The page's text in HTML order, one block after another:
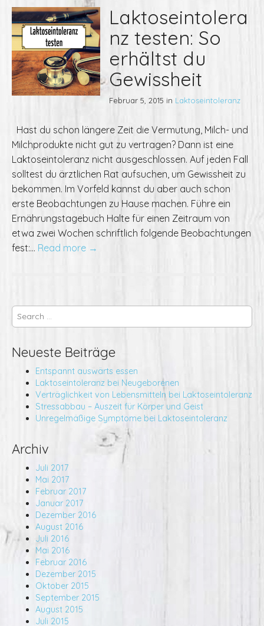
Laktoseintolera
nz testen: So
erhältst du
Gewissheit
Februar 5, 2015 in Laktoseintoleranz
Hast du schon längere Zeit die Vermutung, Milch- und
Milchprodukte nicht gut zu vertragen? Dann ist eine
Laktoseintoleranz nicht ausgeschlossen. Auf jeden Fall
solltest du ärztlichen Rat aufsuchen, um Gewissheit zu
bekommen. Im Vorfeld kannst du aber auch schon
erste Beobachtungen zu Hause machen. Führe ein
Ernährungstagebuch Halte für einen Zeitraum von
etwa zwei Wochen schriftlich folgende Beobachtungen
fest:… Read more →
S
e
r
cNeueste Beiträge
Entspannt auswärts essen
Laktoseintoleranz bei Neugeborenen
Verträglichkeit von Lebensmitteln bei Laktoseintoleranz
Stressabbau – Auszeit für Körper und Geist
Unregelmäßige Symptome bei Laktoseintoleranz
Archiv
Juli 2017
Mai 2017
Februar 2017
Januar 2017
Dezember 2016
August 2016
Juli 2016
Mai 2016
Februar 2016
Dezember 2015
Oktober 2015
September 2015
August 2015
Juli 2015